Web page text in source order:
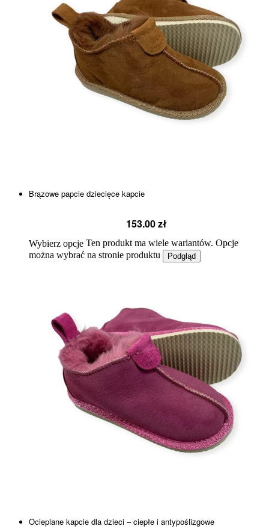
Brązowe papcie dziecięce kapcie
153.00zł
Wybierz opcje Ten produkt ma wiele wariantów. Opcje
można wybrać na stronie produktu
Podgląd
Ocieplane kapcie dla dzieci – ciepłe i antypoślizgowe